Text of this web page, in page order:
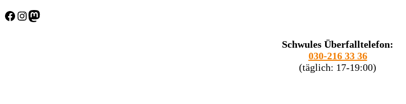
Facebook Instagram Mastodon
Schwules Überfalltelefon:
030-216 33 36
(täglich: 17-19:00)